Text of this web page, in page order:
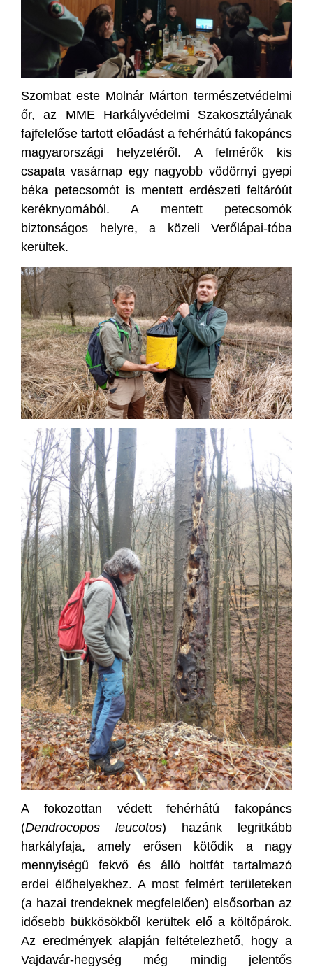
Szombat este Molnár Márton természetvédelmi
őr, az MME Harkályvédelmi Szakosztályának
fajfelelőse tartott előadást a fehérhátú fakopáncs
magyarországi helyzetéről. A felmérők kis
csapata vasárnap egy nagyobb vödörnyi gyepi
béka petecsomót is mentett erdészeti feltáróút
keréknyomából. A mentett petecsomók
biztonságos helyre, a közeli Verőlápai-tóba
kerültek.
A fokozottan védett fehérhátú fakopáncs
(Dendrocopos leucotos) hazánk legritkább
harkályfaja, amely erősen kötődik a nagy
mennyiségű fekvő és álló holtfát tartalmazó
erdei élőhelyekhez. A most felmért területeken
(a hazai trendeknek megfelelően) elsősorban az
idősebb bükkösökből kerültek elő a költőpárok.
Az eredmények alapján feltételezhető, hogy a
Vajdavár-hegység még mindig jelentős